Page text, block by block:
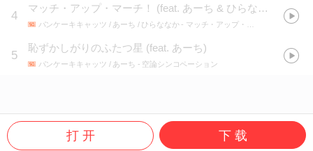
4
マッチ・アップ・マーチ！ (feat. あーち & ひらななか)
パンケーキキャッツ / あーち / ひらななか- マッチ・アップ・マーチ！
5
恥ずかしがりのふたつ星 (feat. あーち)
パンケーキキャッツ / あーち - 空論シンコペーション
打 开 下 载